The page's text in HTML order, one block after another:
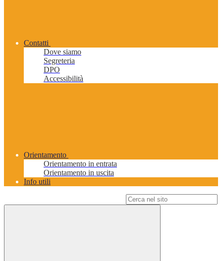
Contatti
Dove siamo
Segreteria
DPO
Accessibilità
Orientamento
Orientamento in entrata
Orientamento in uscita
Info utili